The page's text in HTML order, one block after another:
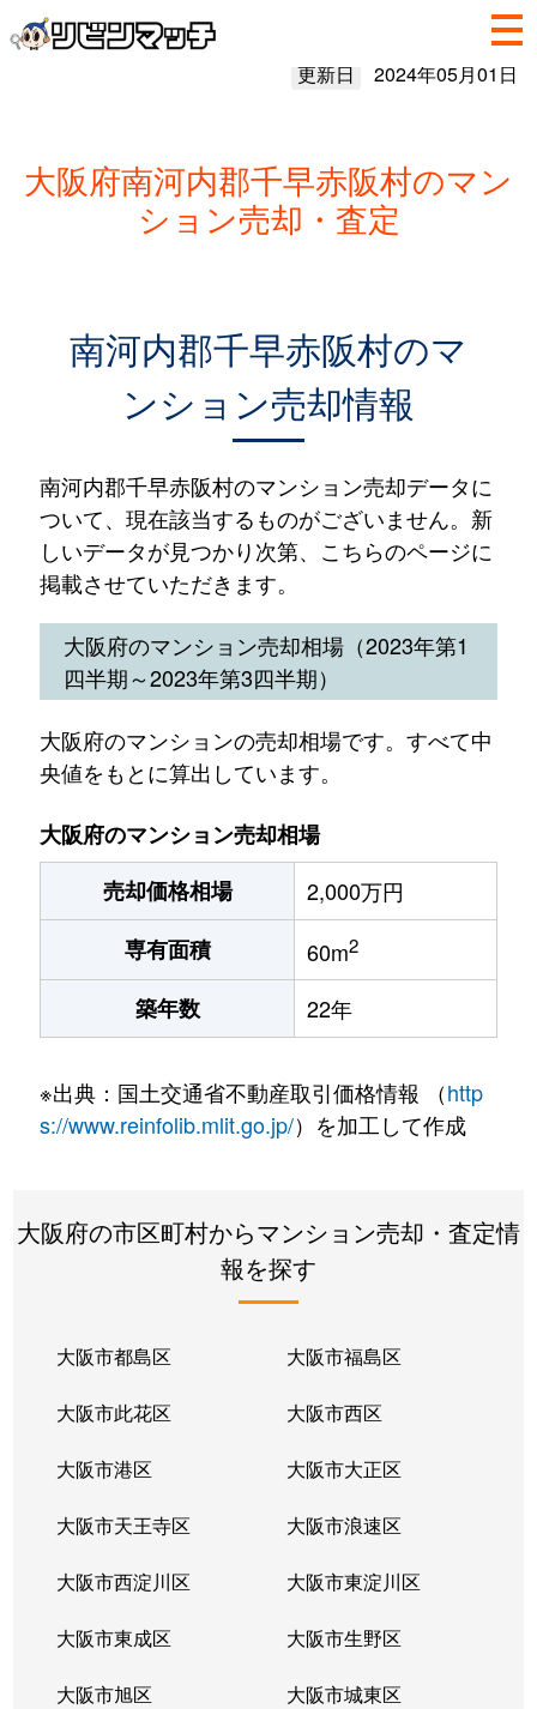
更新日 2024年05月01日
大阪府南河内郡千早赤阪村のマン
ション売却・査定
南河内郡千早赤阪村のマ
ンション売却情報
南河内郡千早赤阪村のマンション売却データに
ついて、現在該当するものがございません。新
しいデータが見つかり次第、こちらのページに
掲載させていただきます。
大阪府のマンション売却相場（2023年第1
四半期～2023年第3四半期）
大阪府のマンションの売却相場です。すべて中
央値をもとに算出しています。
大阪府のマンション売却相場
売却価格相場
2,000万円
専有面積
60m2
築年数 22年
※出典：国土交通省不動産取引価格情報 （http
s://www.reinfolib.mlit.go.jp/）を加工して作成
大阪府の市区町村からマンション売却・査定情
報を探す
大阪市都島区 大阪市福島区
大阪市此花区 大阪市西区
大阪市港区 大阪市大正区
大阪市天王寺区 大阪市浪速区
大阪市西淀川区 大阪市東淀川区
大阪市東成区 大阪市生野区
大阪市旭区 大阪市城東区